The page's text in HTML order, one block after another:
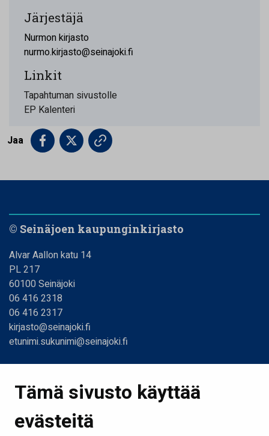
Tämä sivusto käyttää
evästeitä
Järjestäjä
Nurmon kirjasto
nurmo.kirjasto@seinajoki.fi
Linkit
Tapahtuman sivustolle
EP Kalenteri
Jaa
© Seinäjoen kaupunginkirjasto
Alvar Aallon katu 14
PL 217
60100 Seinäjoki
06 416 2318
06 416 2317
kirjasto@seinajoki.fi
etunimi.sukunimi@seinajoki.fi
Kirjastot ja aukioloajat